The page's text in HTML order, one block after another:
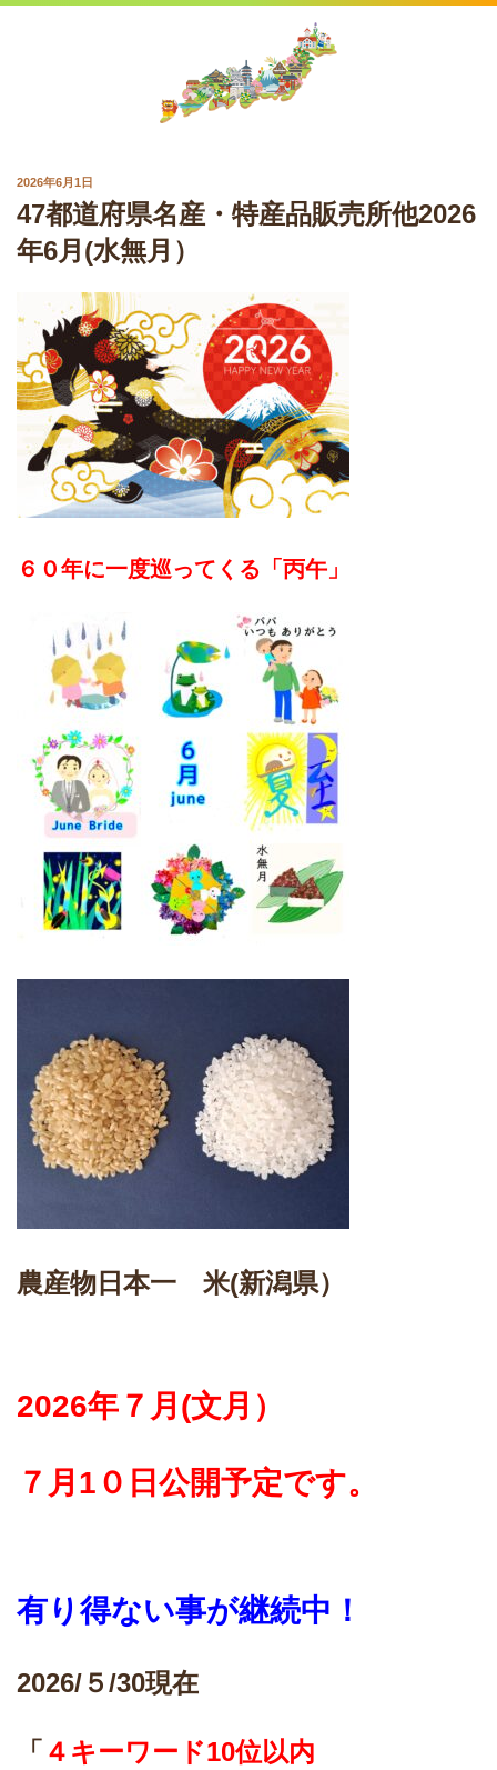
Skip
POSTED
2026年6月1日
47都道府県名産・特産品販売所他2026
年6月(水無月）
６０年に一度巡ってくる「丙午」
農産物日本一 米(新潟県）
2026年７月(文月）
７月1０日公開予定です。
有り得ない事が継続中！
2026/ ５/30現在
「 ４キーワード10位以内